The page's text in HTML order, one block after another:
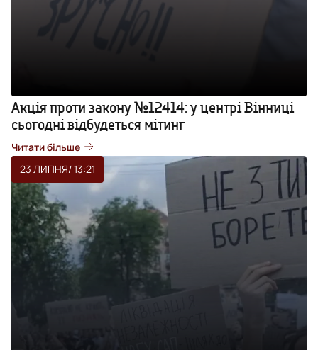
Акція проти закону №12414: у центрі Вінниці
сьогодні відбудеться мітинг
Читати більше
23 ЛИПНЯ/ 13:21